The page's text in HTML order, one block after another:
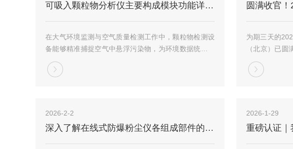
可吸入颗粒物分析仪主要构成模块功能详解及每一部件的核心优势
在大气环境监测与空气质量检测工作中，颗粒物检测设
备能够精准捕捉空气中悬浮污染物，为环境数据统计提
供有效依据。可吸入颗粒物分析仪适用于室内外空气颗
粒物浓度检测，是环境监测领域的常用仪器。熟悉设备
为期三天的
（北京）已圆
业盛会，本次
探行业前沿技
2026-2-2
深入了解在线式防爆粉尘仪各组成部件的功能特点
2026-1-29